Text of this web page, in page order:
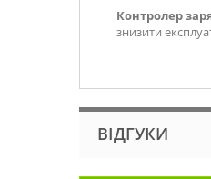
Контролер
знизити
ВІДГУКИ